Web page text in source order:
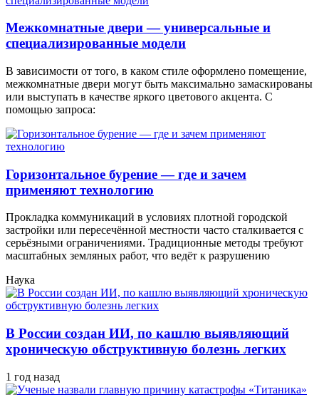
Межкомнатные двери — универсальные и
специализированные модели
В зависимости от того, в каком стиле оформлено помещение,
межкомнатные двери могут быть максимально замаскированы
или выступать в качестве яркого цветового акцента. С
помощью запроса:
Горизонтальное бурение — где и зачем
применяют технологию
Прокладка коммуникаций в условиях плотной городской
застройки или пересечённой местности часто сталкивается с
серьёзными ограничениями. Традиционные методы требуют
масштабных земляных работ, что ведёт к разрушению
Наука
В России создан ИИ, по кашлю выявляющий
хроническую обструктивную болезнь легких
1 год назад